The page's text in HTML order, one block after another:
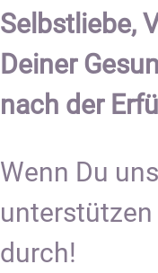
Selbstliebe,
Deiner
nach der
Wenn Du
unterstützen
durch!